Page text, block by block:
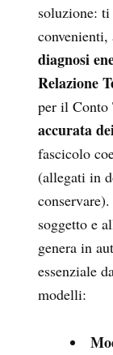
soluzione:
diagnosi
Relazione
per il Conto
accurata
fascicolo
(allegati in
soggetto e
genera in
essenziale
modelli: